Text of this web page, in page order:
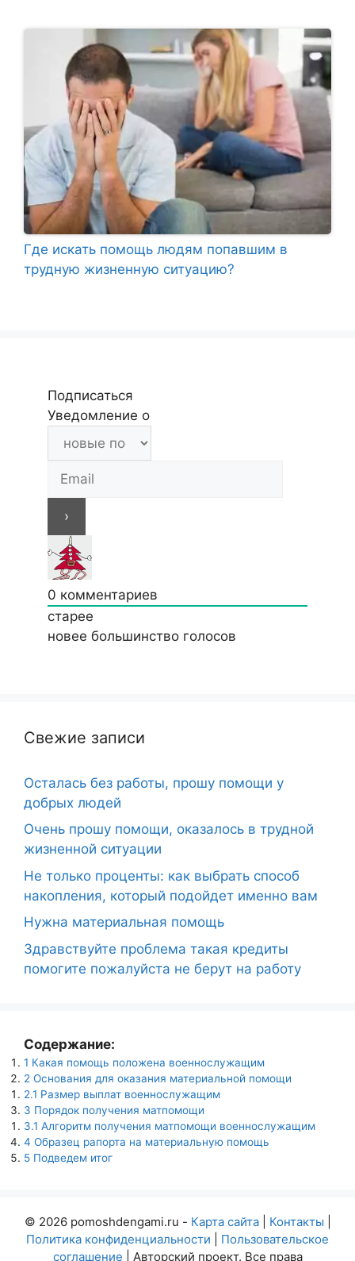
Где искать помощь людям попавшим в
трудную жизненную ситуацию?
Подписаться
Уведомление о
0 комментариев
старее
новее большинство голосов
Свежие записи
Осталась без работы, прошу помощи у
добрых людей
Очень прошу помощи, оказалось в трудной
жизненной ситуации
Не только проценты: как выбрать способ
накопления, который подойдет именно вам
Нужна материальная помощь
Здравствуйте проблема такая кредиты
помогите пожалуйста не берут на работу
Содержание:
1 Какая помощь положена военнослужащим
2 Основания для оказания материальной помощи
2.1 Размер выплат военнослужащим
3 Порядок получения матпомощи
3.1 Алгоритм получения матпомощи военнослужащим
4 Образец рапорта на материальную помощь
5 Подведем итог
© 2026 pomoshdengami.ru - Карта сайта| Контакты
Политика конфиденциальности
Пользовательское
соглашение | Авторский проект. Все права